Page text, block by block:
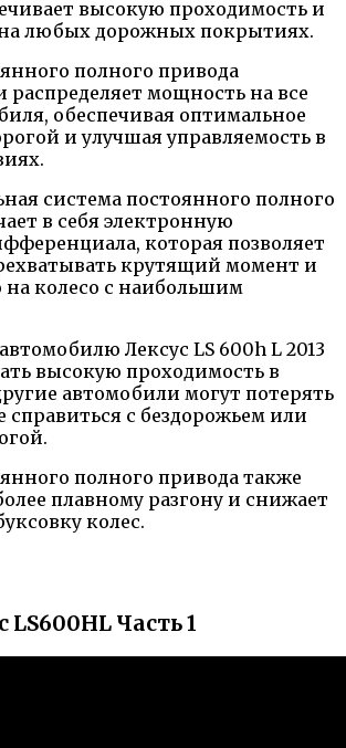
высокую проходимость и
любых дорожных покрытиях.
полного привода
распределяет мощность на все
обеспечивая оптимальное
и улучшая управляемость в
система постоянного полного
в себя электронную
которая позволяет
крутящий момент и
на колесо с наибольшим
Лексус LS 600h L 2013
высокую проходимость в
автомобили могут потерять
справиться с бездорожьем или
полного привода также
плавному разгону и снижает
колес.
LS600HL Часть 1